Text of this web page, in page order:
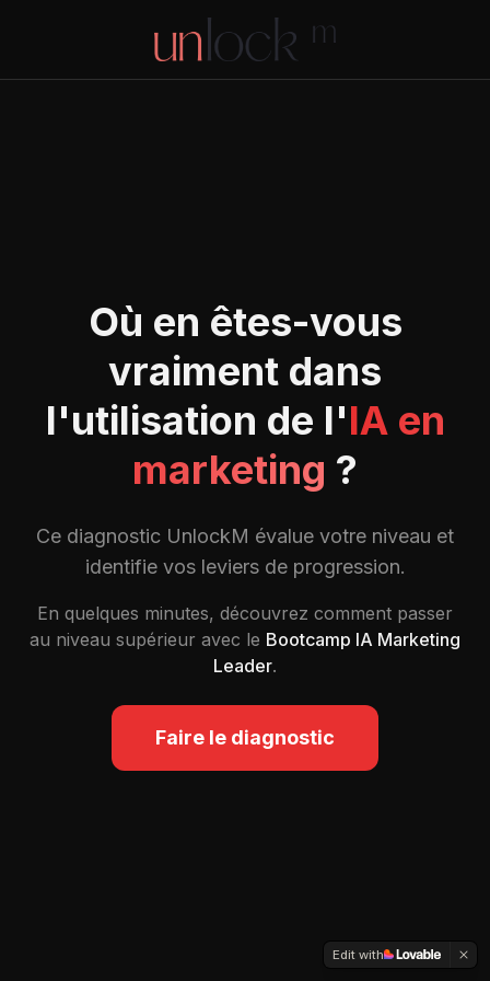
Où en êtes-vous
vraiment dans
l'utilisation de l'IA en
marketing ?
Ce diagnostic UnlockM évalue votre niveau et
identifie vos leviers de progression.
En quelques minutes, découvrez comment passer
au niveau supérieur avec le Bootcamp IA Marketing
Leader.
Faire le diagnostic
Edit with